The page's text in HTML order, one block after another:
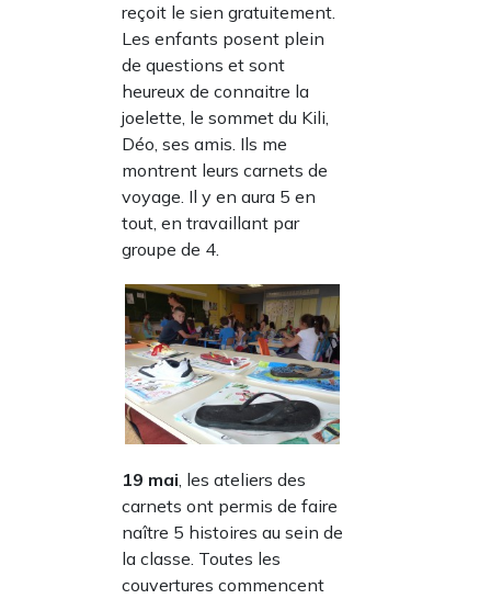
reçoit le sien gratuitement.
Les enfants posent plein
de questions et sont
heureux de connaitre la
joelette, le sommet du Kili,
Déo, ses amis. Ils me
montrent leurs carnets de
voyage. Il y en aura 5 en
tout, en travaillant par
groupe de 4.
19 mai, les ateliers des
carnets ont permis de faire
naître 5 histoires au sein de
la classe. Toutes les
couvertures commencent